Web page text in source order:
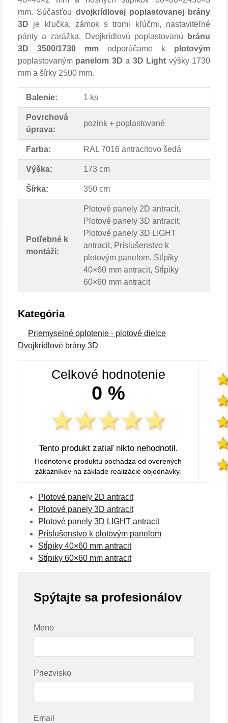
mm. Súčasťou dvojkrídlovej poplastovanej brány
3D je kľučka, zámok s tromi kľúčmi, nastaviteľné
pánty a zarážka. Dvojkrídlovú poplastovanú
bránu
3D 3500/1730 mm odporúčame k plotovým
poplastovaným panelom 3D a 3D Light výšky 1730
mm a šírky 2500 mm.
Balenie: 1 ks
Povrchová
úprava:
pozink + poplastované
Farba: RAL 7016 antracitovo šedá
Výška: 173 cm
Šírka: 350 cm
Potřebné k
montáži:
Plotové panely 2D antracit,
Plotové panely 3D antracit,
Plotové panely 3D LIGHT
antracit, Príslušenstvo k
plotovým panelom, Stĺpiky
40×60 mm antracit, Stĺpiky
60×60 mm antracit
Kategória
Priemyselné oplotenie - plotové dielce
Dvojkrídlové brány 3D
Celkové hodnotenie
0 %
Tento produkt zatiaľ nikto nehodnotil.
Hodnotenie produktu pochádza od overených
zákazníkov na základe realizácie objednávky.
Plotové panely 2D antracit
Plotové panely 3D antracit
Plotové panely 3D LIGHT antracit
Príslušenstvo k plotovým panelom
Stĺpiky 40×60 mm antracit
Stĺpiky 60×60 mm antracit
Spýtajte sa profesionálov
Meno
Priezvisko
Email